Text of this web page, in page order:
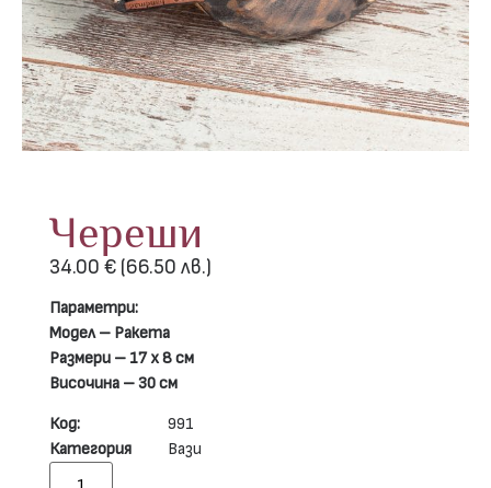
Череши
34.00 € (66.50 лв.)
Параметри:
Модел – Ракета
Размери – 17 х 8 см
Височина – 30 см
Код:
991
Категория
Вази